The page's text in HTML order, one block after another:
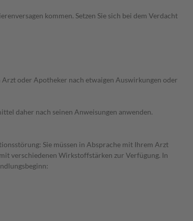
kommen. Setzen Sie sich bei dem Verdacht
oder Apotheker nach etwaigen Auswirkungen oder
daher nach seinen Anweisungen anwenden.
Sie müssen in Absprache mit Ihrem Arzt
verschiedenen Wirkstoffstärken zur Verfügung. In